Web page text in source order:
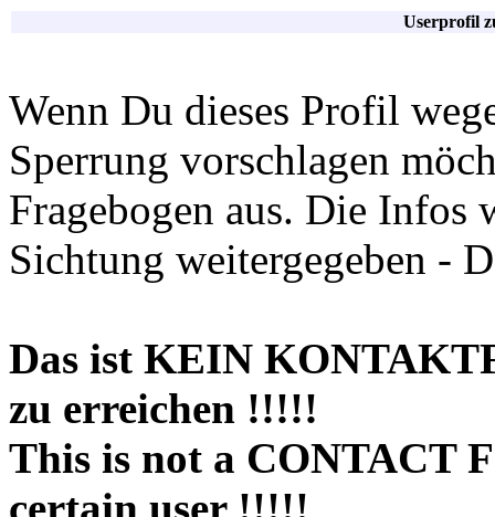
Userprofil
Wenn Du dieses Profil
Sperrung vorschlagen
Fragebogen aus. Die Infos
Sichtung weitergegeben -
Das ist KEIN
zu erreichen !!!!!
This is not a CONTACT